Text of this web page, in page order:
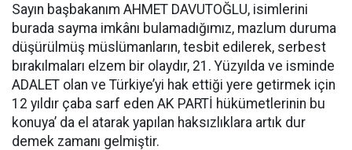
Sayın başbakanım AHMET DAVUTOĞLU, isimlerini
burada sayma imkânı bulamadığımız, mazlum duruma
düşürülmüş müslümanların, tesbit edilerek, serbest
bırakılmaları elzem bir olaydır, 21. Yüzyılda ve isminde
ADALET olan ve Türkiye’yi hak ettiği yere getirmek için
12 yıldır çaba sarf eden AK PARTİ hükümetlerinin bu
konuya’ da el atarak yapılan haksızlıklara artık dur
demek zamanı gelmiştir.